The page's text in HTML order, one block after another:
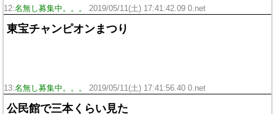
12:名無し募集中。。。 2019/05/11(土) 17:41:42.09 0.net
東宝チャンピオンまつり
13:名無し募集中。。。 2019/05/11(土) 17:41:56.40 0.net
公民館で三本くらい見た